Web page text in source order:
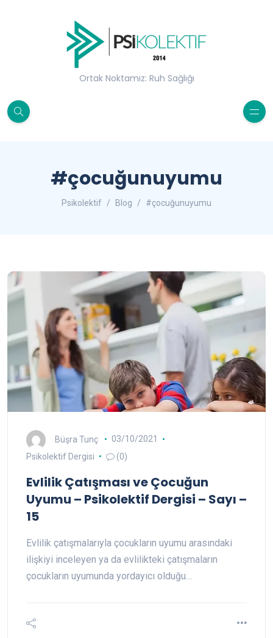
Ortak Noktamız: Ruh Sağlığı
#çocuğunuyumu
Psikolektif Blog #çocuğunuyumu
Büşra Tunç
03/10/2021
Psikolektif Dergisi
(0)
Evlilik Çatışması ve Çocuğun
Uyumu – Psikolektif Dergisi – Sayı –
15
Evlilik çatışmalarıyla çocukların uyumu arasındaki
ilişkiyi inceleyen ya da evlilikteki çatışmaların
çocukların uyumunda yordayıcı olduğu…